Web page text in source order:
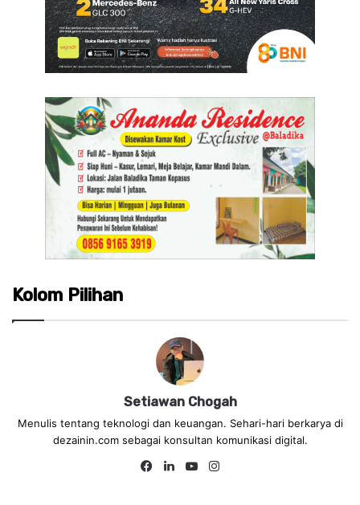
Kolom Pilihan
Setiawan Chogah
Menulis tentang teknologi dan keuangan. Sehari-hari berkarya di
dezainin.com sebagai konsultan komunikasi digital.
Fa
Lin
Yo